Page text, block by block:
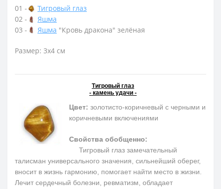
01 -
Тигровый глаз
02 -
Яшма
03 -
Яшма "Кровь дракона" зелёная
Размер: 3х4 см
Тигровый глаз
- камень удачи -
Цвет: золотисто-коричневый с черными и
коричневыми включениями
Свойства обобщенно:
Тигровый глаз замечательный
талисман универсального значения, сильнейший оберег,
вносит в жизнь гармонию, помогает найти место в жизни.
Лечит сердечный болезни, ревматизм, обладает